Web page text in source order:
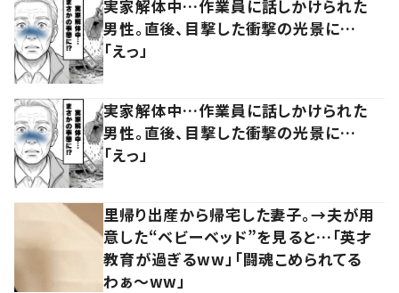
実家解体中…作業員に話しかけられた
男性。直後、目撃した衝撃の光景に…
「えっ」
実家解体中…作業員に話しかけられた
男性。直後、目撃した衝撃の光景に…
「えっ」
里帰り出産から帰宅した妻子。→夫が用
意した“ベビーベッド”を見ると…「英才
教育が過ぎるww」「闘魂こめられてる
わぁ～ww」